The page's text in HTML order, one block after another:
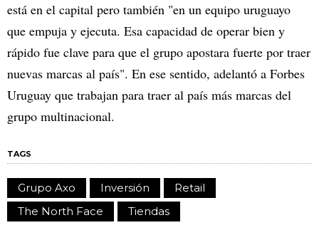
está en el capital pero también "en un equipo uruguayo
que empuja y ejecuta. Esa capacidad de operar bien y
rápido fue clave para que el grupo apostara fuerte por traer
nuevas marcas al país". En ese sentido, adelantó a Forbes
Uruguay que trabajan para traer al país más marcas del
grupo multinacional.
TAGS
Grupo Axo Inversión
Retail
The North Face
Tiendas